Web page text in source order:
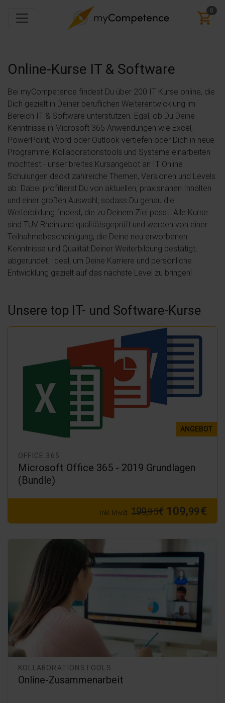
0
Online-Kurse IT & Software
Bei myCompetence findest Du über 200 IT Kurse online, die
Dich gezielt in Deiner beruflichen Weiterentwicklung im
Bereich IT & Software unterstützen. Egal, ob Du Deine
Kenntnisse in Microsoft 365 Anwendungen wie Excel,
PowerPoint, Word oder Outlook vertiefen oder Dich in neue
Programme, Kollaborationstools und Systeme einarbeiten
möchtest - unser breites Kursangebot an IT Online
Schulungen deckt zahlreiche Themen, Versionen und Levels
ab. Dabei profitierst Du von aktuellen, praxisnahen Inhalten
und einer großen Auswahl, sodass Du genau die
Weiterbildung findest, die zu Deinem Ziel passt. Alle Kurse
sind TÜV Rheinland qualitätsgeprüft und werden von einer
Teilnahmebescheinigung, die Deine neu erworbenen
Kenntnisse und Qualität Deiner Weiterbildung bestätigt,
abgerundet. Ideal, um Deine Karriere und persönliche
Entwicklung gezielt auf das nächste Level zu bringen!
Unsere top IT- und Software-Kurse
ANGEBOT
OFFICE 365
Microsoft Office 365 - 2019 Grundlagen
(Bundle)
inkl. MwSt. 199,95€ 109,99€
KOLLABORATIONSTOOLS
Online-Zusammenarbeit